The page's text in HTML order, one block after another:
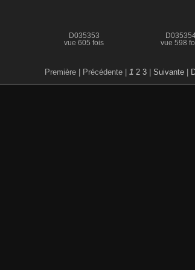
D035353
vue 605 fois
vue 598
Première | Précédente | 1 2 3 | Suivante |